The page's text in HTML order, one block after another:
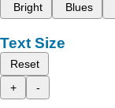
Bright
Blues
Text Size
Reset
+
-